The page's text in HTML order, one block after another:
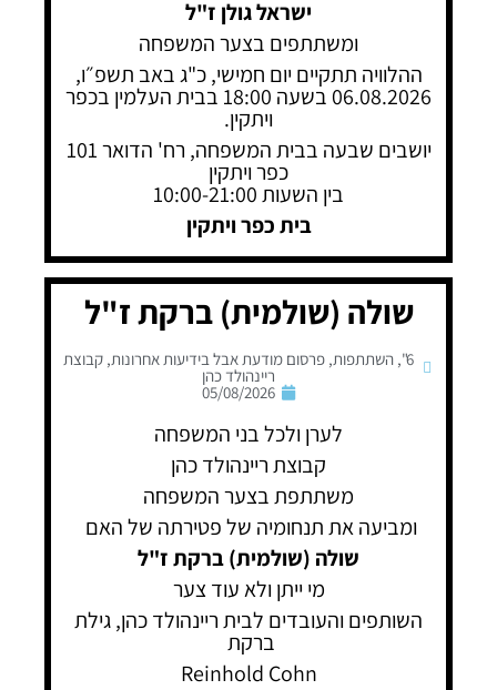
ישראל גולן ז"ל
ומשתתפים בצער המשפחה
ההלוויה תתקיים יום חמישי, כ"ג באב תשפ״ו,
06.08.2026 בשעה 18:00 בבית העלמין בכפר
ויתקין.
יושבים שבעה בבית המשפחה, רח' הדואר 101
כפר ויתקין
בין השעות 10:00-21:00
בית כפר ויתקין
שולה (שולמית) ברקת ז"ל
6"
,השתתפות,פרסום מודעת אבל בידיעות אחרונות,קבוצת
ריינהולד כהן
05/08/2026
לערן ולכל בני המשפחה
קבוצת ריינהולד כהן
משתתפת בצער המשפחה
ומביעה את תנחומיה של פטירתה של האם
שולה (שולמית) ברקת ז"ל
מי ייתן ולא עוד צער
השותפים והעובדים לבית ריינהולד כהן, גילת
ברקת
Reinhold Cohn